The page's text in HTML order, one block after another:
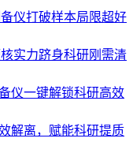
仪打破样本局限超好
实力跻身科研刚需清
仪一键解锁科研高效
解离，赋能科研提质